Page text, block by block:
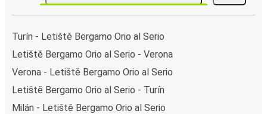
Turín - Letiště Bergamo Orio al Serio
Letiště Bergamo Orio al Serio - Verona
Verona - Letiště Bergamo Orio al Serio
Letiště Bergamo Orio al Serio - Turín
Milán - Letiště Bergamo Orio al Serio